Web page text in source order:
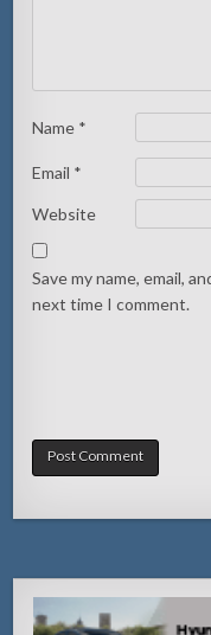
Name *
Email *
Website
Save my name, email,
next time I comment.